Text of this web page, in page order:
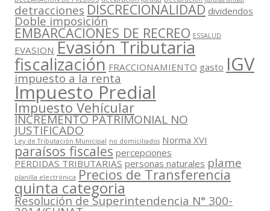
detracciones DISCRECIONALIDAD dividendos
Doble imposición
EMBARCACIONES DE RECREO ESSALUD
EVASION Evasión Tributaria
fiscalización FRACCIONAMIENTO gasto IGV
impuesto a la renta
Impuesto Predial
Impuesto Vehícular
INCREMENTO PATRIMONIAL NO
JUSTIFICADO
Ley de Tributación Municipal no domiciliados Norma XVI
paraísos fiscales percepciones
PERDIDAS TRIBUTARIAS personas naturales plame
planilla electrónica Precios de Transferencia
quinta categoria
Resolución de Superintendencia N° 300-